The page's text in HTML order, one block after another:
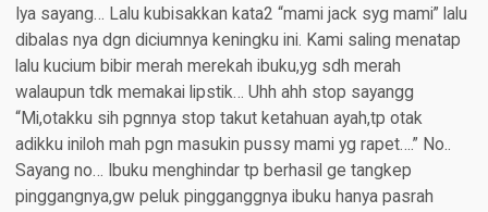
Iya sayang… Lalu kubisakkan kata2 “mami jack syg mami” lalu
dibalas nya dgn diciumnya keningku ini. Kami saling menatap
lalu kucium bibir merah merekah ibuku,yg sdh merah
walaupun tdk memakai lipstik… Uhh ahh stop sayangg
“Mi,otakku sih pgnnya stop takut ketahuan ayah,tp otak
adikku iniloh mah pgn masukin pussy mami yg rapet….” No..
Sayang no… Ibuku menghindar tp berhasil ge tangkep
pinggangnya,gw peluk pingganggnya ibuku hanya pasrah